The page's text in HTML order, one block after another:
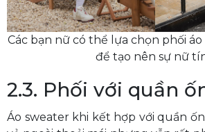
Các bạn nữ có thể lựa chọn phối áo
để tạo nên sự nữ
2.3. Phối với quần
Áo sweater khi kết hợp với quần